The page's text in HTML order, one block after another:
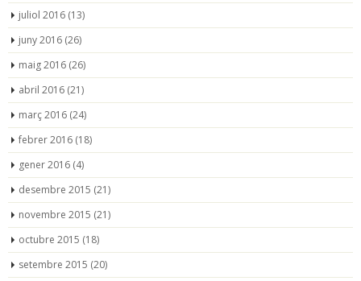
juliol 2016 (13)
juny 2016 (26)
maig 2016 (26)
abril 2016 (21)
març 2016 (24)
febrer 2016 (18)
gener 2016 (4)
desembre 2015 (21)
novembre 2015 (21)
octubre 2015 (18)
setembre 2015 (20)